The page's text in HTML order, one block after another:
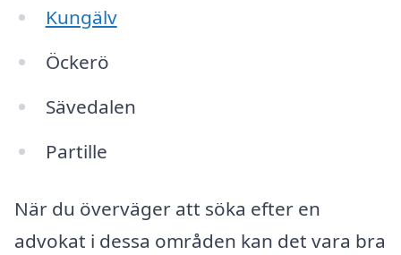
Kungälv
Öckerö
Sävedalen
Partille
När du överväger att söka efter en
advokat i dessa områden kan det vara bra